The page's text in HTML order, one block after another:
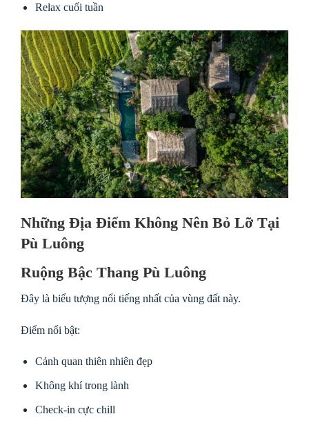
Relax cuối tuần
Những Địa Điểm Không Nên Bỏ Lỡ Tại
Pù Luông
Ruộng Bậc Thang Pù Luông
Đây là biểu tượng nổi tiếng nhất của vùng đất này.
Điểm nổi bật:
Cảnh quan thiên nhiên đẹp
Không khí trong lành
Check-in cực chill